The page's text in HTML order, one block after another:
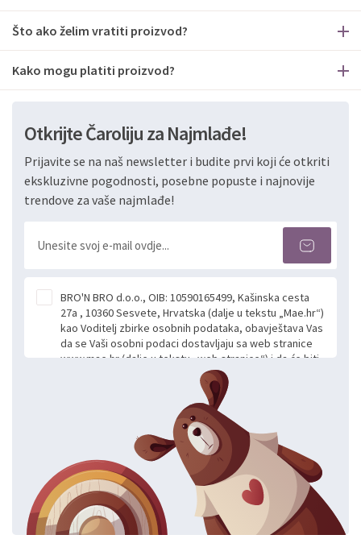
Što ako želim vratiti proizvod?
Kako mogu platiti proizvod?
Otkrijte Čaroliju za Najmlađe!
Prijavite se na naš newsletter i budite prvi koji će otkriti
ekskluzivne pogodnosti, posebne popuste i najnovije
trendove za vaše najmlađe!
BRO'N BRO d.o.o., OIB: 10590165499, Kašinska cesta
27a , 10360 Sesvete, Hrvatska (dalje u tekstu „Mae.hr“)
kao Voditelj zbirke osobnih podataka, obavještava Vas
da se Vaši osobni podaci dostavljaju sa web stranice
www.mae.hr (dalje u tekstu „web stranice“) i da će biti
obrađeni. Prihvaćanjem ove Izjave smatra se da
slobodno i izričito dajete privolu za prikupljanje i daljnju
obradu Vaših osobnih podataka koje ustupate Mae.hr
putem ovih web stranica u svrhu odgovora i daljnje
komunikacije na Vaš upit poslan kroz kontakt obrazac.
Radi se o dobrovoljnom davanju podataka te ovu
Izjavu niste dužni prihvatiti odnosno niste dužni unositi
svoje osobne podatke u jednu od prijavnih
formi/obrazaca dostupnih na ovim web stranicama.
BRO'N BRO d.o.o. će s Vašim osobnim podacima
postupati sukladno Općoj uredbi o zaštiti podataka